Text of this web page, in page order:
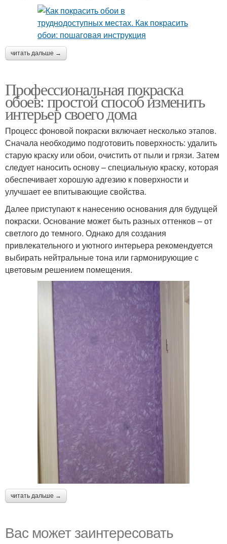
читать дальше →
Профессиональная покраска
обоев: простой способ изменить
интерьер своего дома
Процесс фоновой покраски включает несколько этапов.
Сначала необходимо подготовить поверхность: удалить
старую краску или обои, очистить от пыли и грязи. Затем
следует наносить основу – специальную краску, которая
обеспечивает хорошую адгезию к поверхности и
улучшает ее впитывающие свойства.
Далее приступают к нанесению основания для будущей
покраски. Основание может быть разных оттенков – от
светлого до темного. Однако для создания
привлекательного и уютного интерьера рекомендуется
выбирать нейтральные тона или гармонирующие с
цветовым решением помещения.
читать дальше →
Вас может заинтересовать